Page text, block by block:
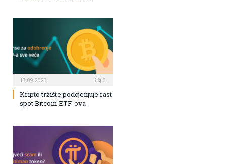
13.09.2023 0
Kripto tržište podcjenjuje rast
spot Bitcoin ETF-ova